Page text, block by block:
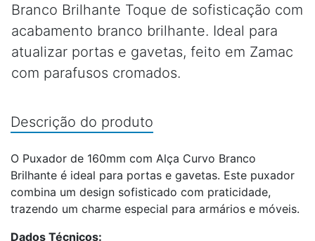
Branco Brilhante Toque de sofisticação com
acabamento branco brilhante. Ideal para
atualizar portas e gavetas, feito em Zamac
com parafusos cromados.
Descrição do produto
O Puxador de 160mm com Alça Curvo Branco
Brilhante é ideal para portas e gavetas. Este puxador
combina um design sofisticado com praticidade,
trazendo um charme especial para armários e móveis.
Dados Técnicos: